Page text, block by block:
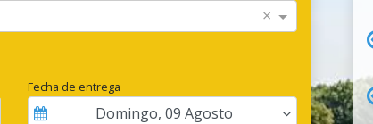
×
Fecha de entrega
Domingo,09 Agosto